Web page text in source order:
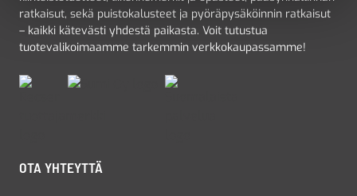
ratkaisut, sekä puistokalusteet ja pyöräpysäköinnin ratkaisut
– kaikki kätevästi yhdestä paikasta. Voit tutustua
tuotevalikoimaamme tarkemmin verkkokaupassamme!
OTA YHTEYTTÄ